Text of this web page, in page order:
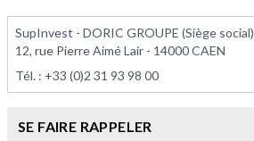
SupInvest - DORIC GROUPE (Siège social)
12, rue Pierre Aimé Lair - 14000 CAEN
Tél. : +33 (0)2 31 93 98 00
SE FAIRE RAPPELER